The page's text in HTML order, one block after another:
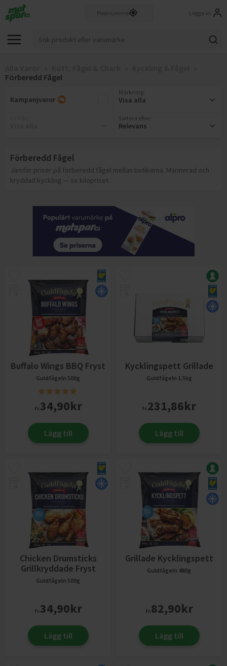
Logga in
Förberedd Fågel
Kampanjvaror
Märkning
Visa alla
Sortera efter:
Relevans
Förberedd Fågel
Jämför priser på förberedd fågel mellan butikerna. Marinerad och
kryddad kyckling — se kilopriset.
Buffalo Wings BBQ Fryst
Guldfågeln 500g
fr.34,90kr
Lägg till
Kycklingspett Grillade
Guldfågeln 1.5kg
fr.231,86kr
Lägg till
Chicken Drumsticks
Grillkryddade Fryst
Guldfågeln 500g
fr.34,90kr
Lägg till
Grillade Kycklingspett
Guldfågeln 480g
fr.82,90kr
Lägg till